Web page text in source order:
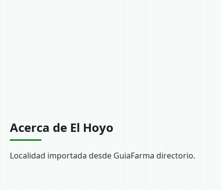
Acerca de El Hoyo
Localidad importada desde GuiaFarma directorio.